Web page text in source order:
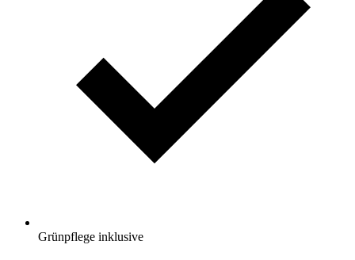
Grünpflege inklusive